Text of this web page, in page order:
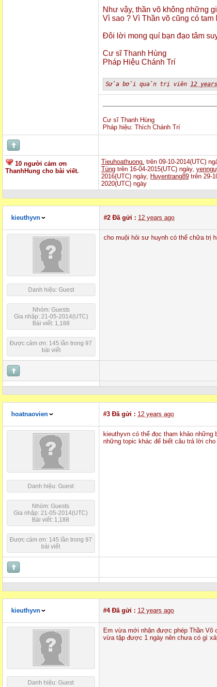
Như vậy, thần võ không những
Vì sao ? Vì Thần võ cũng có
Đôi lời mong quí bạn đạo tâm
Cư sĩ Thanh Hùng
Pháp Hiệu Chánh Trí
Sửa bởi quản trị viên 12
Cư sĩ Thanh Hùng
Pháp hiệu: Thích Chánh Trí
10 người cảm ơn
ThanhHung cho bài viết.
Tieuhoathuong. trên 09-10-2014(UTC)
Tùng trên 16-04-2015(UTC) ngày,
2016(UTC) ngày, Huyentrang89 trên 29-
2020(UTC) ngày
kieuthyvn #2 Đã gửi : 12 years ago
Danh hiệu: Guest
Nhóm: Guests
Gia nhập: 21-05-2014(UTC)
Bài viết: 1,188
Được cảm ơn: 145 lần trong 97
bài viết
cho muội hỏi sư huynh có thể chữa trị
hoatnaovien #3 Đã gửi : 12 years ago
Danh hiệu: Guest
Nhóm: Guests
Gia nhập: 21-05-2014(UTC)
Bài viết: 1,188
Được cảm ơn: 145 lần trong 97
bài viết
kieuthyvn có thể đọc tham khảo
những topic khác để biết câu trả lời
kieuthyvn #4Đã gửi : 12 years ago
Danh hiệu: Guest
Em vừa mới nhận được phép Thần Võ
vừa tập được 1 ngày nên chưa có gì